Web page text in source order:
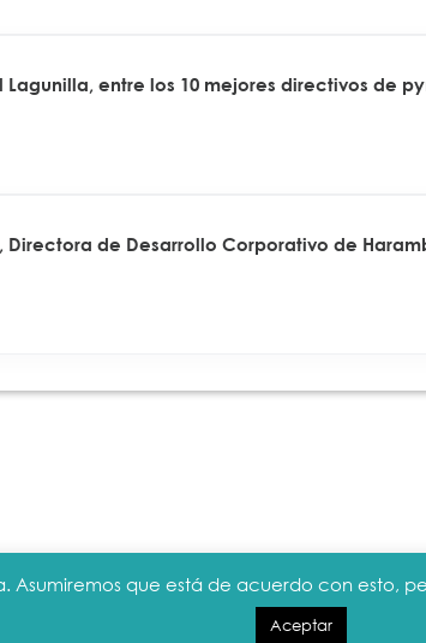
Lagunilla, entre los 10 mejores directivos de
Directora de Desarrollo Corporativo de
Asumiremos que está de acuerdo con esto,
Aceptar